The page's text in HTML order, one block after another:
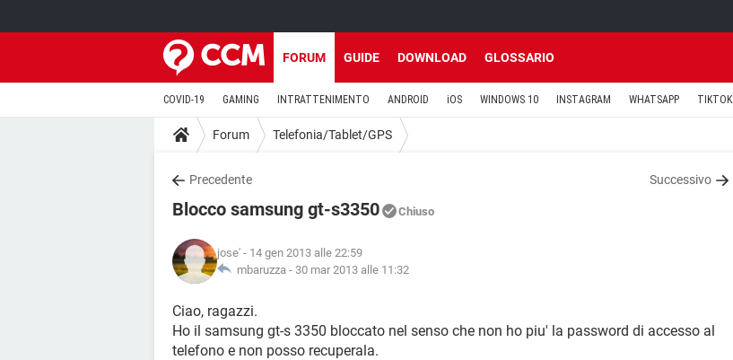
FORUM GUIDE DOWNLOAD GLOSSARIO
COVID-19 GAMING INTRATTENIMENTO ANDROID iOS WINDOWS 10 INSTAGRAM WHATSAPP TIKTOK
Forum Telefonia/Tablet/GPS
Precedente Successivo
Blocco samsung gt-s3350 Chiuso
jose' - 14 gen 2013 alle 22:59
mbaruzza - 30 mar 2013 alle 11:32
Ciao, ragazzi.
Ho il samsung gt-s 3350 bloccato nel senso che non ho piu' la password di accesso al
telefono e non posso recuperala.